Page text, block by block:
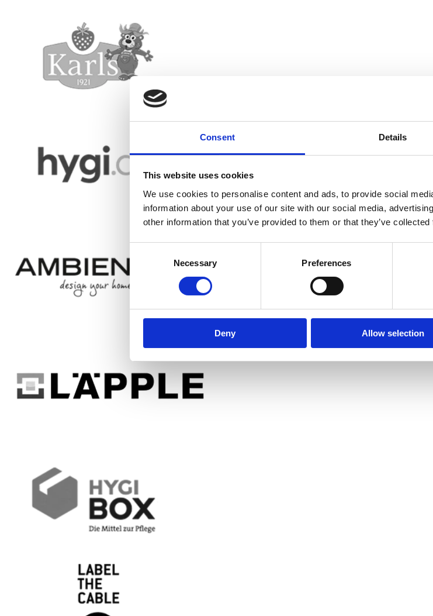
Consent Details
This website uses cookies
We use cookies to personalise content and ads, to provide social
information about your use of our site with our social media,
other information that you’ve provided to them or that they’ve
Necessary Preferences
Deny Allow selection